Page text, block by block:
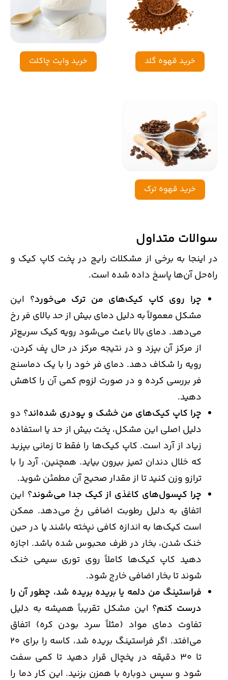
خرید قهوه گلد خرید وایت چاکلت
خرید قهوه ترک
سوالات متداول
در اینجا به برخی از مشکلات رایج در پخت کاپ کیک و
راه‌حل آن‌ها پاسخ داده شده است.
چرا روی کاپ کیک‌های من ترک می‌خورد؟ این
مشکل معمولاً به دلیل دمای بیش از حد بالای فر رخ
می‌دهد. دمای بالا باعث می‌شود رویه کیک سریع‌تر
از مرکز آن بپزد و در نتیجه مرکز در حال پف کردن،
رویه را شکاف دهد. دمای فر خود را با یک دماسنج
فر بررسی کرده و در صورت لزوم کمی آن را کاهش
دهید.
چرا کاپ کیک‌های من خشک و پودری شده‌اند؟ دو
دلیل اصلی این مشکل، پخت بیش از حد یا استفاده
زیاد از آرد است. کاپ کیک‌ها را فقط تا زمانی بپزید
که خلال دندان تمیز بیرون بیاید. همچنین، آرد را با
ترازو وزن کنید تا از مقدار صحیح آن مطمئن شوید.
چرا کپسول‌های کاغذی از کیک جدا می‌شوند؟ این
اتفاق به دلیل رطوبت اضافی رخ می‌دهد. ممکن
است کیک‌ها به اندازه کافی نپخته باشند یا در حین
خنک شدن، بخار در ظرف محبوس شده باشد. اجازه
دهید کاپ کیک‌ها کاملاً روی توری سیمی خنک
شوند تا بخار اضافی خارج شود.
فراستینگ من دلمه یا بریده بریده شد، چطور آن را
درست کنم؟ این مشکل تقریباً همیشه به دلیل
تفاوت دمای مواد (مثلاً سرد بودن کره) اتفاق
می‌افتد. اگر فراستینگ بریده شد، کاسه را برای 20
تا 30 دقیقه در یخچال قرار دهید تا کمی سفت
شود و سپس دوباره با همزن بزنید. این کار دما را